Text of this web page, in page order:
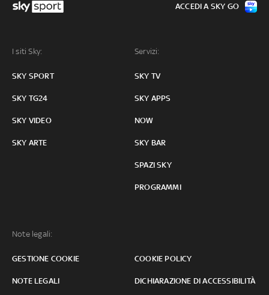
I siti Sky:
SKY SPORT
SKY TG24
SKY VIDEO
SKY ARTE
Servizi:
SKY TV
SKY APPS
NOW
SKY BAR
SPAZI SKY
PROGRAMMI
Note legali:
GESTIONE COOKIE COOKIE POLICY
NOTE LEGALI DICHIARAZIONE DI ACCESSIBILITÀ
ACCEDI A SKY GO